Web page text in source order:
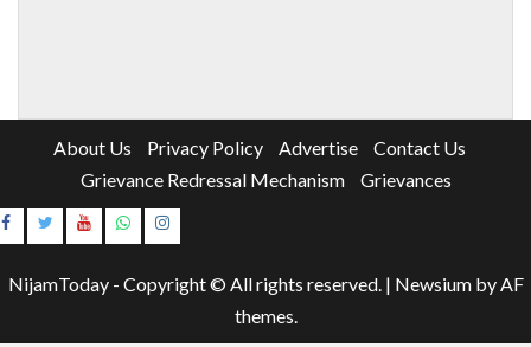
About Us Privacy Policy Advertise
Contact Us
Grievance Redressal Mechanism
Grievances
Instagram
NijamToday - Copyright © All rights reserved. | Newsiumby AF
themes.